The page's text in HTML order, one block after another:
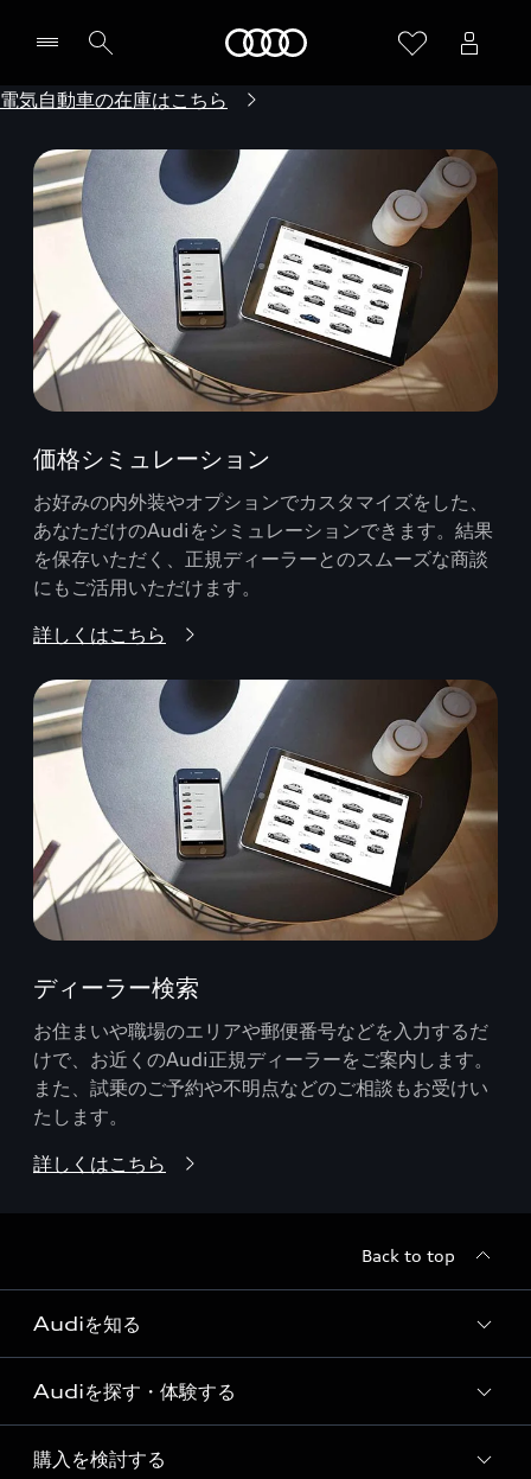
電気自動車の在庫はこちら
価格シミュレーション
お好みの内外装やオプションでカスタマイズをした、
あなただけのAudiをシミュレーションできます。結果
を保存いただく、正規ディーラーとのスムーズな商談
にもご活用いただけます。
詳しくはこちら
ディーラー検索
お住まいや職場のエリアや郵便番号などを入力するだ
けで、お近くのAudi正規ディーラーをご案内します。
また、試乗のご予約や不明点などのご相談もお受けい
たします。
詳しくはこちら
Back to top
Audiを知る
Audi ブランド
Story of Progress
Audiを探す・体験する
ディーラー検索
購入を検討する